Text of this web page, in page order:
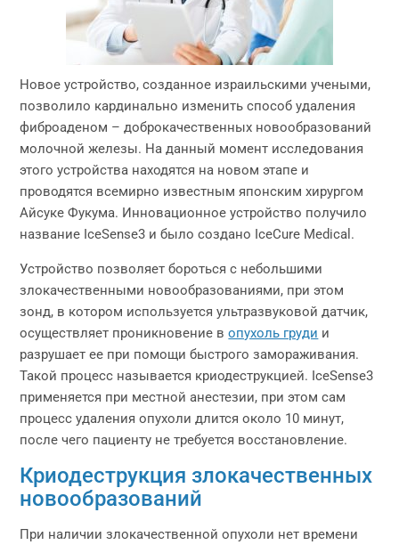
Новое устройство, созданное израильскими учеными,
позволило кардинально изменить способ удаления
фиброаденом – доброкачественных новообразований
молочной железы. На данный момент исследования
этого устройства находятся на новом этапе и
проводятся всемирно известным японским хирургом
Айсуке Фукума. Инновационное устройство получило
название IceSense3 и было создано IceCure Medical.
Устройство позволяет бороться с небольшими
злокачественными новообразованиями, при этом
зонд, в котором используется ультразвуковой датчик,
осуществляет проникновение вопухоль груди и
разрушает ее при помощи быстрого замораживания.
Такой процесс называется криодеструкцией. IceSense3
применяется при местной анестезии, при этом сам
процесс удаления опухоли длится около 10 минут,
после чего пациенту не требуется восстановление.
Криодеструкция злокачественных
новообразований
При наличии злокачественной опухоли нет времени